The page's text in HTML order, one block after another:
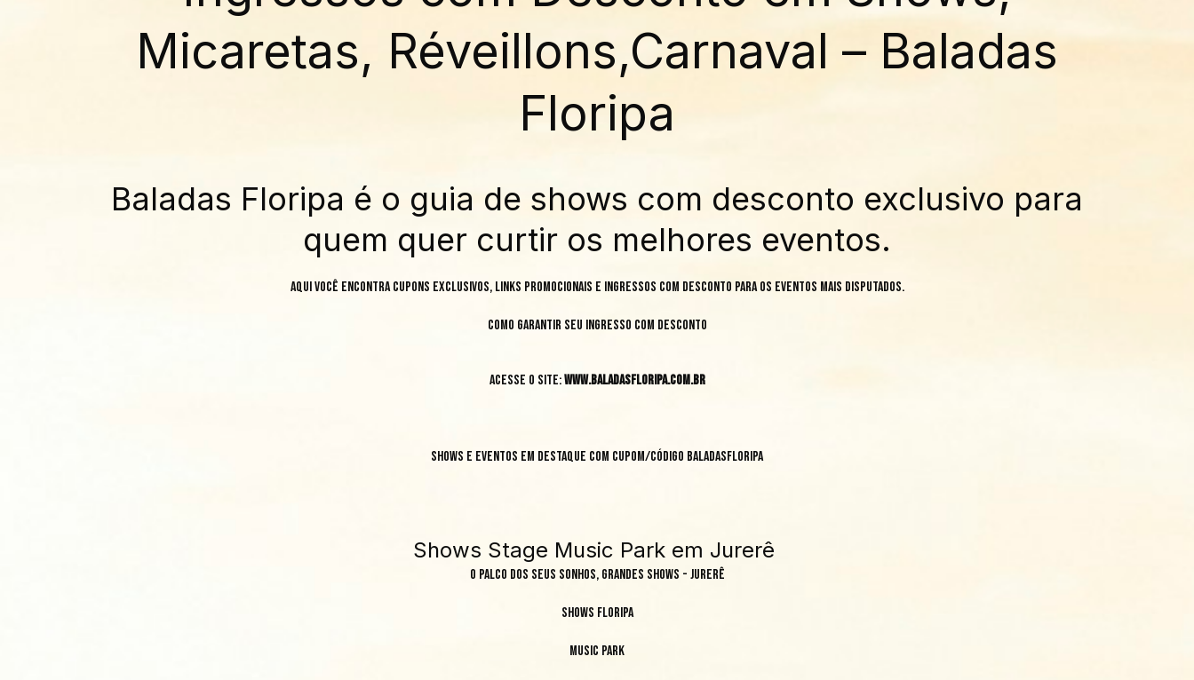
Micaretas, Réveillons,Carnaval – Baladas
Floripa
Baladas Floripa é o guia de shows com desconto exclusivo para
quem quer curtir os melhores eventos.
Aqui você encontra cupons exclusivos, links promocionais e ingressos com desconto para os eventos mais disputados.
Como garantir seu ingresso com desconto
Acesse o site:www.baladasfloripa.com.br
Shows e eventos em destaque com Cupom/Código BALADASFLORIPA
Shows Stage Music Park em Jurerê
O palco dos seus sonhos, grandes shows - Jurerê
Shows Floripa
Music Park